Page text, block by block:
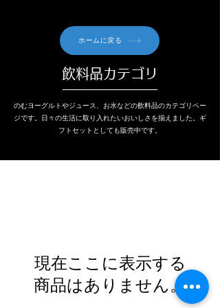
ホームに戻る
飲料品カテゴリ
のむヨーグルトやジュース、お水などの飲料品のカテゴリペー
ジです。日々の生活に取り入れたいおいしさを揃えました。ギ
フトセットとしても販売中です。
現在ここに表示する
商品はありません。